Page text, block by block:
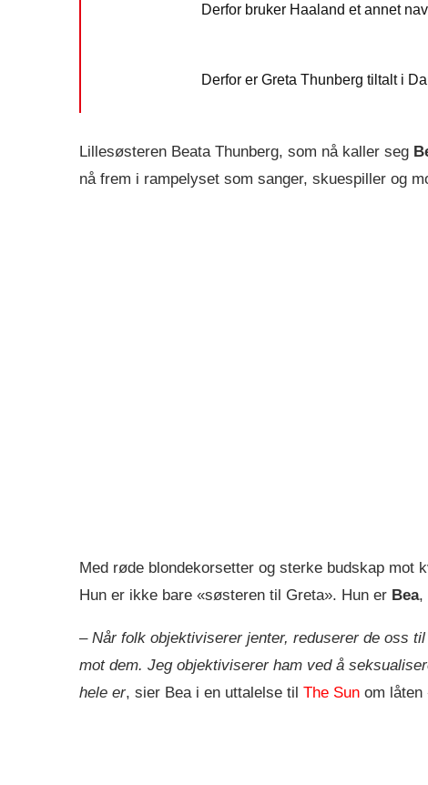
Derfor bruker Haaland et annet
Derfor er Greta Thunberg tiltalt i
Lillesøsteren Beata Thunberg, som nå kaller seg
nå frem i rampelyset som sanger, skuespiller og
Med røde blondekorsetter og sterke budskap mot
Hun er ikke bare «søsteren til Greta». Hun er Bea,
– Når folk objektiviserer jenter, reduserer de oss
mot dem. Jeg objektiviserer ham ved å
hele er, sier Bea i en uttalelse til The Sun om låten